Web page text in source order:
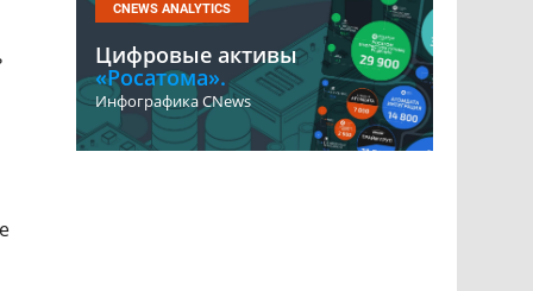
CNEWS ANALYTICS
Цифровые активы
«Росатома».
Инфографика CNews